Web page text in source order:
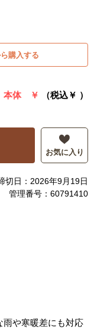
購入する
本体 ￥ （税込￥ ）
お気に入り
切日：2026年9月19日
管理番号：60791410
雨や寒暖差にも対応